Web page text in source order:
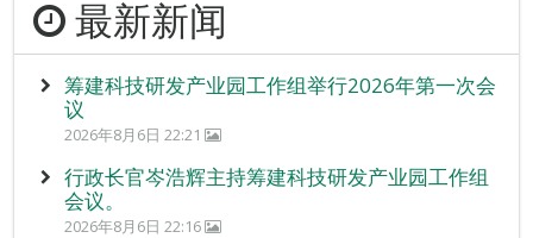
最新新闻
筹建科技研发产业园工作组举行2026年第一次会
议
2026年8月6日 22:21
行政长官岑浩辉主持筹建科技研发产业园工作组
会议。
2026年8月6日 22:16